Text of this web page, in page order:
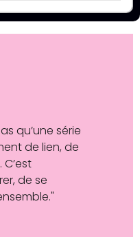
qu’une série
de lien, de
de se